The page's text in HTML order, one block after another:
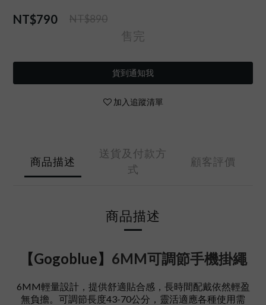
NT$790 NT$890
售完
貨到通知我
加入追蹤清單
商品描述
送貨及付款方
式
顧客評價
商品描述
【Gogoblue】 6MM可調節手機掛繩
6MM輕量設計，提供舒適貼合感，長時間配戴依然輕盈
無負擔。可調節長度43-70公分，靈活適應各種使用需